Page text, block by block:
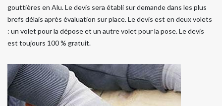
gouttières en Alu. Le devis sera établi sur demande dans les plus
brefs délais après évaluation sur place. Le devis est en deux volets
: un volet pour la dépose et un autre volet pour la pose. Le devis
est toujours 100 % gratuit.